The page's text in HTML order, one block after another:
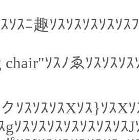
ｿｽﾆ趣ｿｽｿｽｿｽｿｽｿ
ｿｽﾉゑｿｽｿｽｿ
ｿｽｿｽｿｽXｿｽ}ｿｽX
gｿｽｿｽｿｽｿｽｿｽｿｽｿｽ